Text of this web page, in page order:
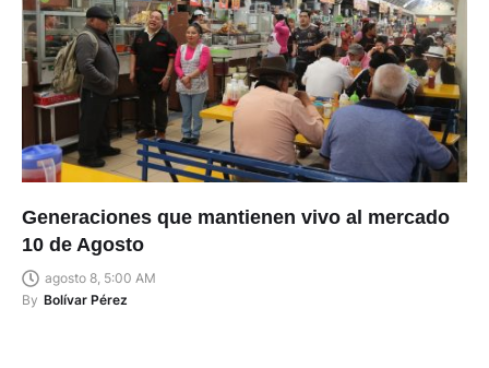
Generaciones que mantienen vivo al mercado
10 de Agosto
agosto 8, 5:00 AM
By Bolívar Pérez